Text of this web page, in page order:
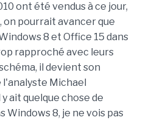
ont été vendus à ce jour,
on pourrait avancer que
8 et Office 15 dans
rapproché avec leurs
il devient son
Michael
ait quelque chose de
8, je ne vois pas